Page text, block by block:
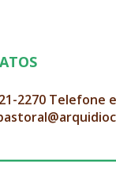
2270 Telefone